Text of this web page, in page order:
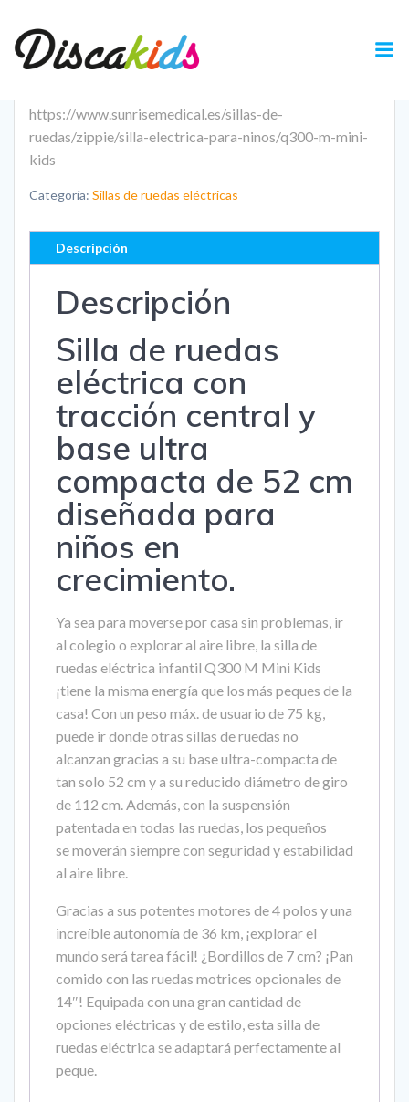
contenido
https://www.sunrisemedical.es/sillas-de-
ruedas/zippie/silla-electrica-para-ninos/q300-m-mini-
kids
Categoría: Sillas de ruedas eléctricas
Descripción
Descripción
Silla de ruedas
eléctrica con
tracción central y
base ultra
compacta de 52 cm
diseñada para
niños en
crecimiento.
Ya sea para moverse por casa sin problemas, ir
al colegio o explorar al aire libre, la silla de
ruedas eléctrica infantil Q300 M Mini Kids
¡tiene la misma energía que los más peques de la
casa! Con un peso máx. de usuario de 75 kg,
puede ir donde otras sillas de ruedas no
alcanzan gracias a su base ultra-compacta de
tan solo 52 cm y a su reducido diámetro de giro
de 112 cm. Además, con la suspensión
patentada en todas las ruedas, los pequeños
se moverán siempre con seguridad y estabilidad
al aire libre.
Gracias a sus potentes motores de 4 polos y una
increíble autonomía de 36 km, ¡explorar el
mundo será tarea fácil! ¿Bordillos de 7 cm? ¡Pan
comido con las ruedas motrices opcionales de
14″! Equipada con una gran cantidad de
opciones eléctricas y de estilo, esta silla de
ruedas eléctrica se adaptará perfectamente al
peque.